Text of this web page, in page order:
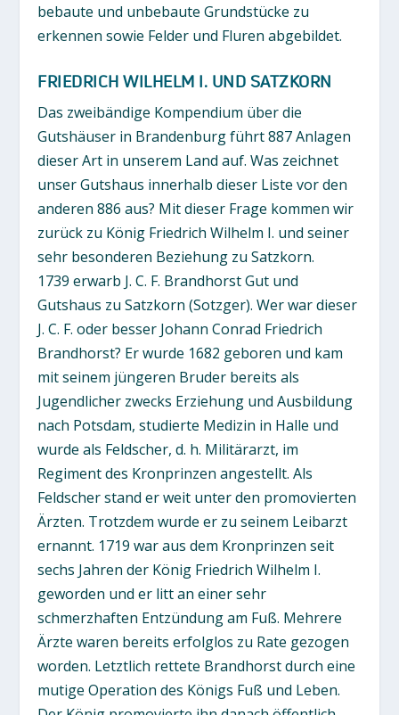
bebaute und unbebaute Grundstücke zu
erkennen sowie Felder und Fluren abgebildet.
FRIEDRICH WILHELM I. UND SATZKORN
Das zweibändige Kompendium über die
Gutshäuser in Brandenburg führt 887 Anlagen
dieser Art in unserem Land auf. Was zeichnet
unser Gutshaus innerhalb dieser Liste vor den
anderen 886 aus? Mit dieser Frage kommen wir
zurück zu König Friedrich Wilhelm I. und seiner
sehr besonderen Beziehung zu Satzkorn.
1739 erwarb J. C. F. Brandhorst Gut und
Gutshaus zu Satzkorn (Sotzger). Wer war dieser
J. C. F. oder besser Johann Conrad Friedrich
Brandhorst? Er wurde 1682 geboren und kam
mit seinem jüngeren Bruder bereits als
Jugendlicher zwecks Erziehung und Ausbildung
nach Potsdam, studierte Medizin in Halle und
wurde als Feldscher, d. h. Militärarzt, im
Regiment des Kronprinzen angestellt. Als
Feldscher stand er weit unter den promovierten
Ärzten. Trotzdem wurde er zu seinem Leibarzt
ernannt. 1719 war aus dem Kronprinzen seit
sechs Jahren der König Friedrich Wilhelm I.
geworden und er litt an einer sehr
schmerzhaften Entzündung am Fuß. Mehrere
Ärzte waren bereits erfolglos zu Rate gezogen
worden. Letztlich rettete Brandhorst durch eine
mutige Operation des Königs Fuß und Leben.